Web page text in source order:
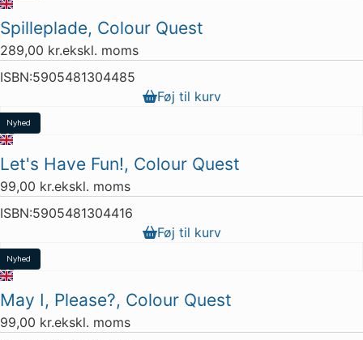
Spilleplade, Colour Quest
289,00 kr.ekskl. moms
ISBN:5905481304485
Føj til kurv
Nyhed
Let's Have Fun!, Colour Quest
99,00 kr.ekskl. moms
ISBN:5905481304416
Føj til kurv
Nyhed
May I, Please?, Colour Quest
99,00 kr.ekskl. moms